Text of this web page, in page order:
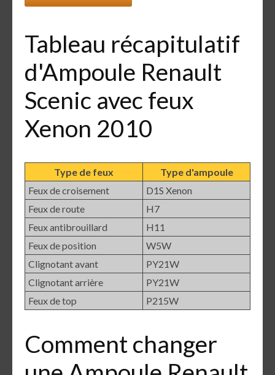
Tableau récapitulatif
d'Ampoule Renault
Scenic avec feux
Xenon 2010
Type de feux
Type d'ampoule
Feux de croisement
D1S Xenon
Feux de route
H7
Feux antibrouillard
H11
Feux de position
W5W
Clignotant avant
PY21W
Clignotant arrière
PY21W
Feux de top
P215W
Comment changer